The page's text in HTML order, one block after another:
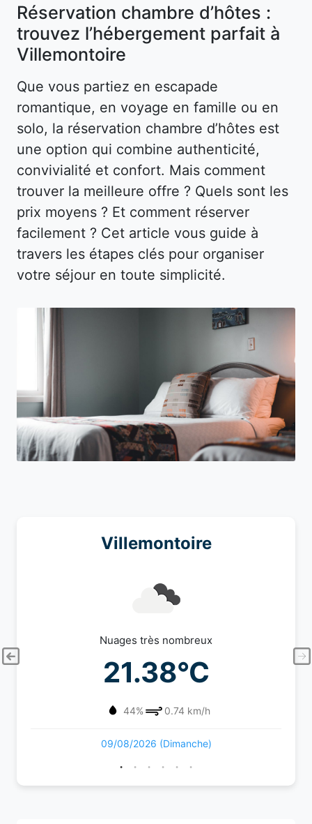
Réservation chambre d’hôtes :
trouvez l’hébergement parfait à
Villemontoire
Que vous partiez en escapade
romantique, en voyage en famille ou en
solo, la réservation chambre d’hôtes est
une option qui combine authenticité,
convivialité et confort. Mais comment
trouver la meilleure offre ? Quels sont les
prix moyens ? Et comment réserver
facilement ? Cet article vous guide à
travers les étapes clés pour organiser
votre séjour en toute simplicité.
Villemontoire
Nuages très nombreux
21.38°C
44% 0.74 km/h
09/08/2026 (Dimanche)